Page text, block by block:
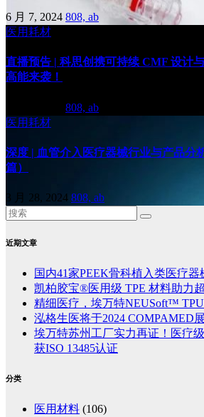
6 月 7, 2024 808, ab
医用耗材
直播预告 | 科思创携可持续 CMF 设计
高能来袭！
808, ab
医用耗材
深度 | 血管介入医疗器械行业与产品分
篇）
3 月 28, 2024 808, ab
近期文章
国内41家PEEK骨科植入类医疗器
凯柏胶宝®医用级 TPE 材料助力
精细医疗，埃万特NEUSoft™
泓格生医将于2024 COMPAMED
埃万特苏州工厂实力再证！医疗
获ISO 13485认证
分类
医用材料 (106)